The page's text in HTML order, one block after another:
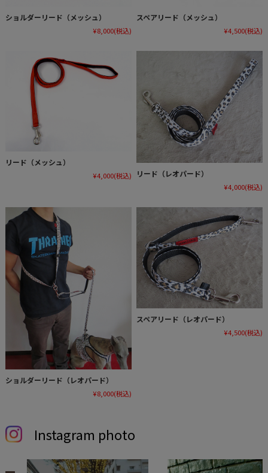
ショルダーリード（メッシュ）
¥8,000(税込)
スペアリード（メッシュ）
¥4,500(税込)
リード（メッシュ）
¥4,000(税込) リード（レオパード）
¥4,000(税込)
ショルダーリード（レオパード）
¥8,000(税込)
スペアリード（レオパード）
¥4,500(税込)
Instagram photo